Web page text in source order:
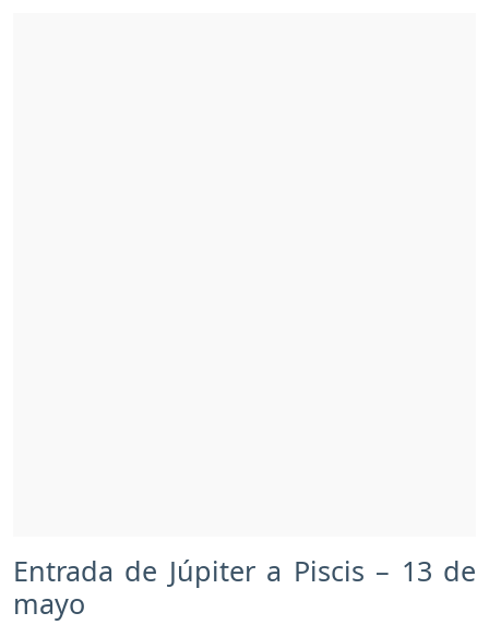
Entrada de Júpiter a Piscis – 13 de
mayo